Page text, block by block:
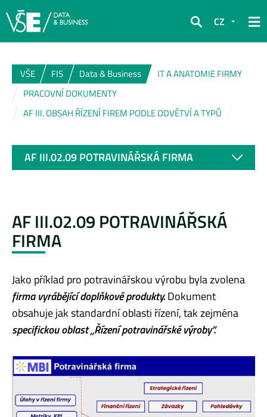
Hledat
CZ
VŠE FIS Data & Business
IT A ANATOMIE FIRMY
PRACOVNÍ DOKUMENTY
AF III. OBSAH ŘÍZENÍ FIREM PODLE ODVĚTVÍ A TYPŮ
AF III.02.09 POTRAVINÁŘSKÁ
FIRMA
Jako příklad pro potravinářskou výrobu byla zvolena
firma vyrábějící doplňkové produkty.Dokument
obsahuje jak standardní oblasti řízení, tak zejména
specifickou oblast „Řízení potravinářské výroby“.
AF III.02.09 POTRAVINÁŘSKÁ FIRMA